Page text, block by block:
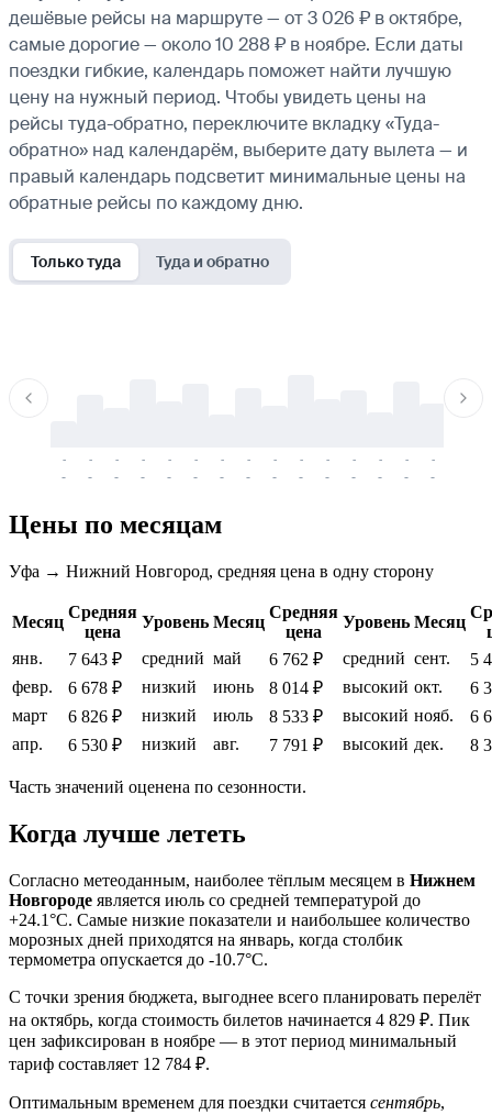
дешёвые рейсы на маршруте — от 3 026 ₽ в октябре,
самые дорогие — около 10 288 ₽ в ноябре. Если даты
поездки гибкие, календарь поможет найти лучшую
цену на нужный период. Чтобы увидеть цены на
рейсы туда-обратно, переключите вкладку «Туда-
обратно» над календарём, выберите дату вылета — и
правый календарь подсветит минимальные цены на
обратные рейсы по каждому дню.
Только туда Туда и обратно
-
-
-
-
-
-
-
-
-
-
-
-
-
-
-
-
-
-
-
-
-
-
-
-
-
-
-
-
-
-
Цены по месяцам
Уфа → Нижний Новгород, средняя цена в одну сторону
Месяц
Средняя
цена
Уровень Месяц
Средняя
цена
Уровень Месяц
янв.
7 643 ₽ средний май 6 762 ₽ средний сент.
5
февр.
6 678 ₽ низкий июнь 8 014 ₽ высокий окт.
6
март
6 826 ₽ низкий июль 8 533 ₽ высокий нояб.
6
апр.
6 530 ₽ низкий авг. 7 791 ₽ высокий дек. 8
Часть значений оценена по сезонности.
Когда лучше лететь
Согласно метеоданным, наиболее тёплым месяцем в Нижнем
Новгороде является июль со средней температурой до
+24.1°C. Самые низкие показатели и наибольшее количество
морозных дней приходятся на январь, когда столбик
термометра опускается до -10.7°C.
С точки зрения бюджета, выгоднее всего планировать перелёт
на октябрь, когда стоимость билетов начинается 4 829 ₽. Пик
цен зафиксирован в ноябре — в этот период минимальный
тариф составляет 12 784 ₽.
Оптимальным временем для поездки считается сентябрь,